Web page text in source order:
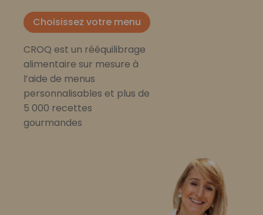
Choisissez votre menu
CROQ est un rééquilibrage
alimentaire sur mesure à
l’aide de menus
personnalisables et plus de
5 000 recettes
gourmandes